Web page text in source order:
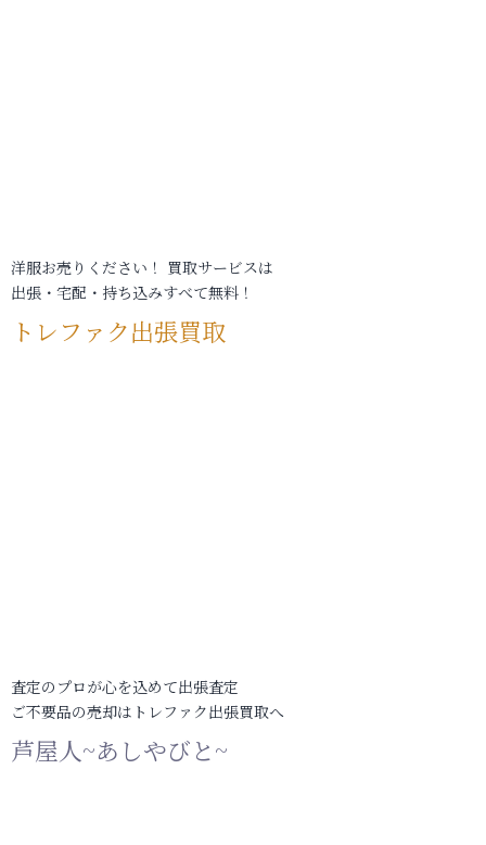
洋服お売りください！ 買取サービスは
出張・宅配・持ち込みすべて無料！
トレファク出張買取
査定のプロが心を込めて出張査定
ご不要品の売却はトレファク出張買取へ
芦屋人~あしやびと~